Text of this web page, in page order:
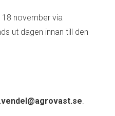
november via
ut dagen innan till den
.